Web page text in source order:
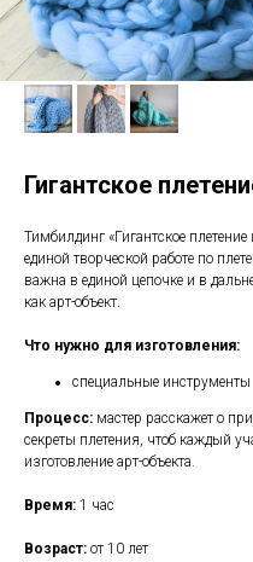
Гигантское
Тимбилдинг «Гигантское
единой творческой работе по
важна в единой цепочке и в
как арт-объект.
Что нужно для изготовления:
специальные инструменты
Процесс: мастер расскажет о
секреты плетения, чтоб каждый
изготовление арт-объекта.
Время: 1 час
Возраст: от 10 лет